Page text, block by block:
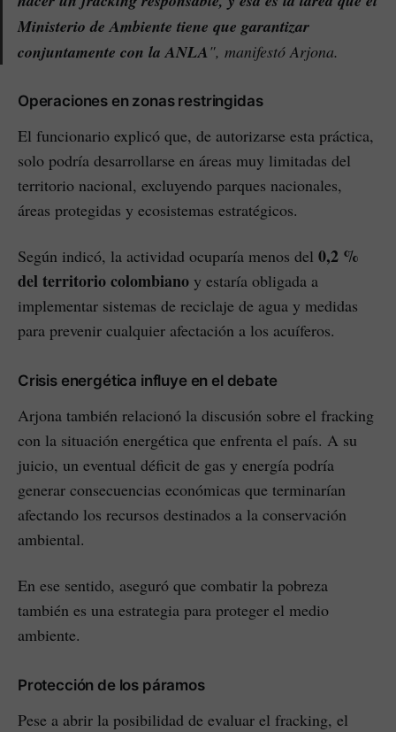
Ministerio de Ambiente tiene que garantizar
conjuntamente con la ANLA", manifestó Arjona.
Operaciones en zonas restringidas
El funcionario explicó que, de autorizarse esta práctica,
solo podría desarrollarse en áreas muy limitadas del
territorio nacional, excluyendo parques nacionales,
áreas protegidas y ecosistemas estratégicos.
Según indicó, la actividad ocuparía menos del 0,2 %
del territorio colombiano y estaría obligada a
implementar sistemas de reciclaje de agua y medidas
para prevenir cualquier afectación a los acuíferos.
Crisis energética influye en el debate
Arjona también relacionó la discusión sobre el fracking
con la situación energética que enfrenta el país. A su
juicio, un eventual déficit de gas y energía podría
generar consecuencias económicas que terminarían
afectando los recursos destinados a la conservación
ambiental.
En ese sentido, aseguró que combatir la pobreza
también es una estrategia para proteger el medio
ambiente.
Protección de los páramos
Pese a abrir la posibilidad de evaluar el fracking, el